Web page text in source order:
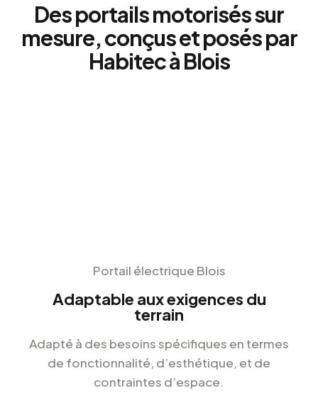
Des portails motorisés sur
mesure, conçus et posés par
Habitec à Blois
Portail électrique Blois
Adaptable aux exigences du
terrain
Adapté à des besoins spécifiques en termes
de fonctionnalité, d’esthétique, et de
contraintes d’espace.